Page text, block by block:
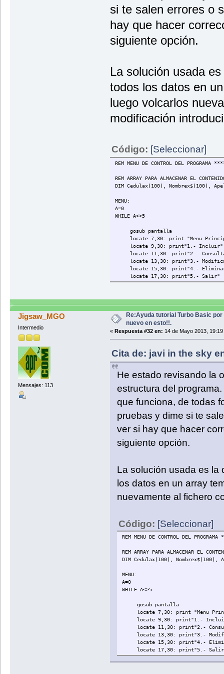
si te salen errores o
hay que hacer
siguiente opción.
La solución usada
todos los datos en
luego volcarlos
modificación
Código: [Seleccionar]
REM MENU DE CONTROL DEL
REM ARRAY PARA ALMACENAR EL
DIM Cedulax(100), Nombrex$(100),
MENU:
A=0
WHILE A<>5
gosub pantalla
locate 7,30: print "Menu
locate 9,30: print"1.- Incluir"
locate 11,30: print"2.-
locate 13,30: print"3.-
locate 15,30: print"4.-
locate 17,30: print"5.- Salir"
locate 22,30: print "Seleccione
if A = 1 then
gosub incluir
end if
end if
if A = 3 then
gosub modificar
gosub eliminar
end if
wend
end
REM FINAL DEL MENU DE CONTROL
REM SUBRUTINA DE CONTROL DE LO
pantalla:
color 15,8
cls
locate 1,79: print"»"
locate 4,2: print"È"
locate 4,79: print"¼"
locate 6,79: print"»"
locate 19,2: print"È"
locate 21,2: print"É"
locate 21,79: print"»"
locate 23,2: print"È"
for I= 3 to 78
locate 1,I: print"Í"
for I= 3 to 78
locate 4,I: print"Í"
Jigsaw_MGO
Intermedio
Mensajes: 113
Re:Ayuda tutorial Turbo Basic
nuevo en esto!!.
« Respuesta #32 en: 14 de Mayo 2013, 19:19
Cita de: javi in the sky
He estado revisando la
estructura del
que funciona, de todas
pruebas y dime si te
ver si hay que hacer
siguiente opción.
La solución usada es la
los datos en un array
nuevamente al fichero
Código: [Seleccionar]
REM MENU DE CONTROL DEL
REM ARRAY PARA ALMACENAR EL
DIM Cedulax(100), Nombrex$(100),
MENU:
A=0
WHILE A<>5
gosub pantalla
locate 7,30: print "Menu
locate 9,30: print"1.-
locate 11,30: print"2.-
locate 13,30: print"3.-
locate 15,30: print"4.-
locate 17,30: print"5.-
locate 22,30: print